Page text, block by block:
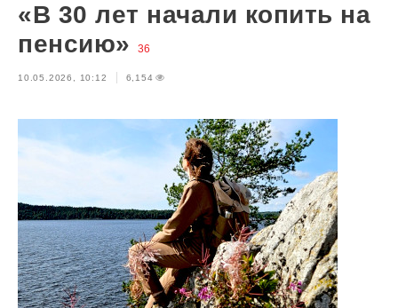
«В 30 лет начали копить на
пенсию»
36
10.05.2026, 10:12 6,154